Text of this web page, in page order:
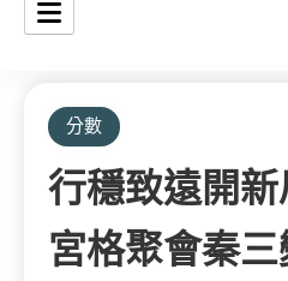
分數
行穩致遠開
宮格聚會秦